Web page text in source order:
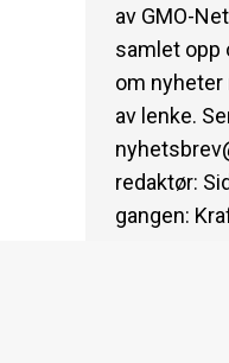
av GMO-
samlet opp
om
av lenke.
redaktør:
gangen: